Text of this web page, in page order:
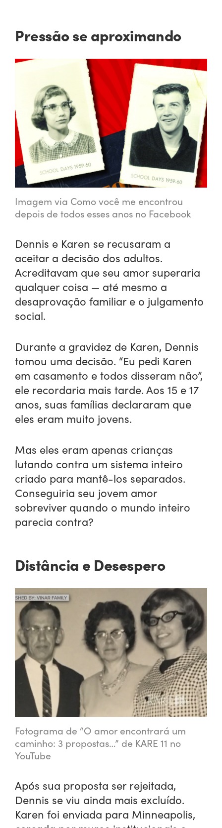
Pressão se aproximando
Imagem via Como você me encontrou
depois de todos esses anos no Facebook
Dennis e Karen se recusaram a
aceitar a decisão dos adultos.
Acreditavam que seu amor superaria
qualquer coisa — até mesmo a
desaprovação familiar e o julgamento
social.
Durante a gravidez de Karen, Dennis
tomou uma decisão. “Eu pedi Karen
em casamento e todos disseram não”,
ele recordaria mais tarde. Aos 15 e 17
anos, suas famílias declararam que
eles eram muito jovens.
Mas eles eram apenas crianças
lutando contra um sistema inteiro
criado para mantê-los separados.
Conseguiria seu jovem amor
sobreviver quando o mundo inteiro
parecia contra?
Distância e Desespero
Fotograma de “O amor encontrará um
caminho: 3 propostas…” de KARE 11 no
YouTube
Após sua proposta ser rejeitada,
Dennis se viu ainda mais excluído.
Karen foi enviada para Minneapolis,